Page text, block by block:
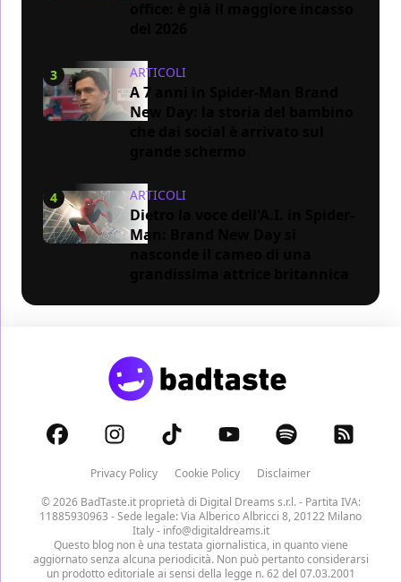
3 ARTICOLI
A 7 anni in Spider-Man Brand
New Day: la storia del bambino
4 ARTICOLI
Dietro la voce dell'A.I. in Spider-
Man: Brand New Day si
Privacy Policy Cookie Policy
Disclaimer
© 2026 BadTaste.it proprietà di Digital Dreams s.r.l.- Partita IVA:
11885930963 - Sede legale: Via Alberico Albricci 8, 20122 Milano
Italy - info@digitaldreams.it
Questo blog non è una testata giornalistica, in quanto viene
aggiornato senza alcuna periodicità. Non può pertanto considerarsi
un prodotto editoriale ai sensi della legge n. 62 del 07.03.2001